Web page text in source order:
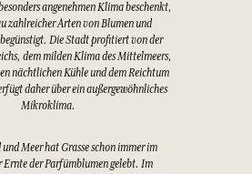
angenehmen Klima beschenkt,
zahlreicher Arten von Blumen und
Die Stadt profitiert von der
dem milden Klima des Mittelmeers,
nächtlichen Kühle und dem Reichtum
daher über ein außergewöhnliches
Mikroklima.
Meer hat Grasse schon immer im
Ernte der Parfümblumen gelebt. Im